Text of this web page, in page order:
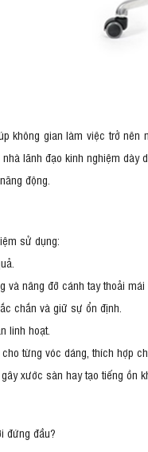
gian làm việc trở nên
lãnh đạo kinh nghiệm dày
động.
sử dụng:
nâng đỡ cánh tay thoải
chắn và giữ sự ổn định.
linh hoạt.
từng vóc dáng, thích hợp
xước sàn hay tạo tiếng ồn
đứng đầu?